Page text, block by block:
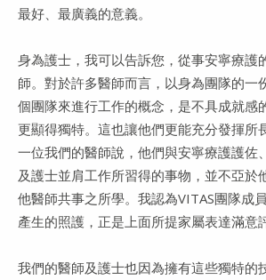
最好、最廣義的意義。
身為護士，我可以告訴您，從事安寧療護
師。對於許多醫師而言，以身為團隊的一
個團隊來進行工作的概念，是不具成就感
更顯得獨特。這也讓他們更能充分發揮所
一位我們的醫師說，他們與安寧療護護佐
及護士並肩工作所習得的事物，並不亞於
他醫師共事之所學。我認為VITAS團隊成
產生的照護，正是上面所提家屬表達滿意
我們的醫師及護士也因為擁有這些獨特的